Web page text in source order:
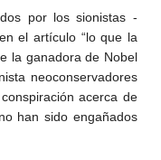
por los sionistas -
el artículo “lo que la
la ganadora de Nobel
neoconservadores
acerca de
han sido engañados